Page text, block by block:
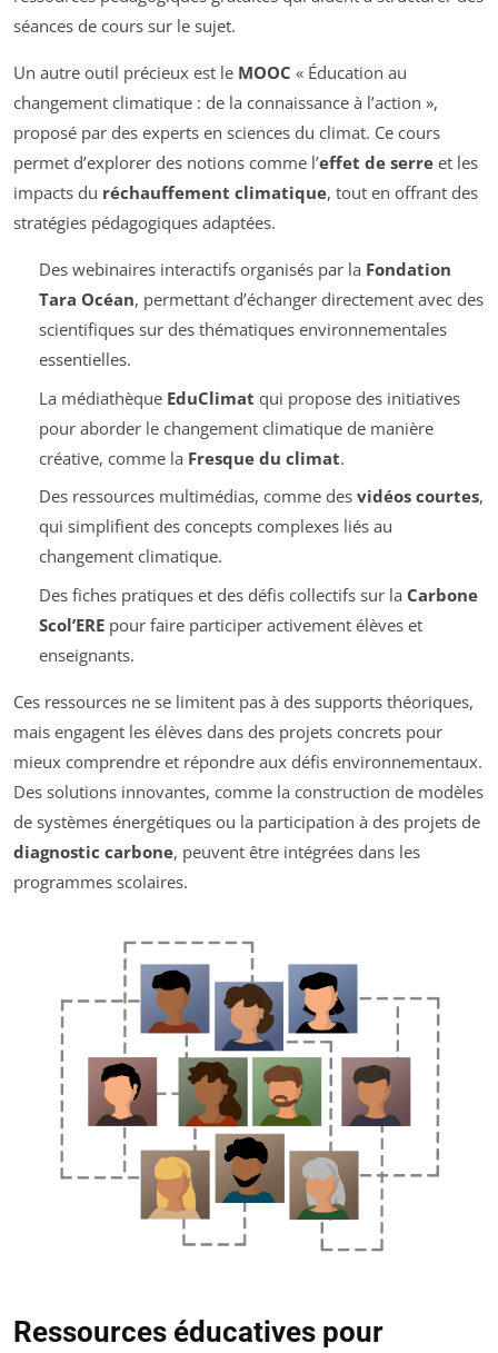
séances de cours sur le sujet.
Un autre outil précieux est le MOOC « Éducation au
changement climatique : de la connaissance à l’action »,
proposé par des experts en sciences du climat. Ce cours
permet d’explorer des notions comme l’effet de serre et les
impacts du réchauffement climatique, tout en offrant des
stratégies pédagogiques adaptées.
Des webinaires interactifs organisés par la Fondation
Tara Océan, permettant d’échanger directement avec des
scientifiques sur des thématiques environnementales
essentielles.
La médiathèque EduClimat qui propose des initiatives
pour aborder le changement climatique de manière
créative, comme la Fresque du climat.
Des ressources multimédias, comme des vidéos courtes,
qui simplifient des concepts complexes liés au
changement climatique.
Des fiches pratiques et des défis collectifs sur la Carbone
Scol’EREpour faire participer activement élèves et
enseignants.
Ces ressources ne se limitent pas à des supports théoriques,
mais engagent les élèves dans des projets concrets pour
mieux comprendre et répondre aux défis environnementaux.
Des solutions innovantes, comme la construction de modèles
de systèmes énergétiques ou la participation à des projets de
diagnostic carbone, peuvent être intégrées dans les
programmes scolaires.
Ressources éducatives pour